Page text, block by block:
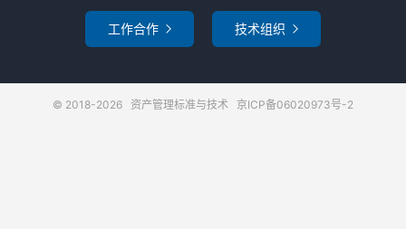
工作合作  技术组织 
© 2018-2026 资产管理标准与技术 京ICP备06020973号-2